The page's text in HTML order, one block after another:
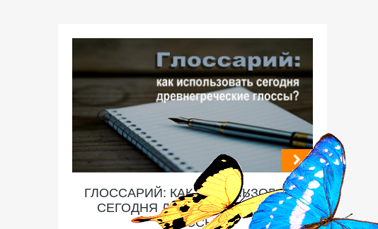
ГЛОССАРИЙ: КАК ИСПОЛЬЗОВАТЬ
СЕГОДНЯ ДРЕВНЕГРЕЧЕСКИЕ
ГЛОССЫ?